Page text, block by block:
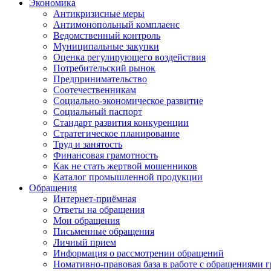
Экономика
Антикризисные меры
Антимонопольный комплаенс
Ведомственный контроль
Муниципальные закупки
Оценка регулирующего воздействия
Потребительский рынок
Предпринимательство
Соотечественникам
Социально-экономическое развитие
Социальный паспорт
Стандарт развития конкуренции
Стратегическое планирование
Труд и занятость
Финансовая грамотность
Как не стать жертвой мошенников
Каталог промышленной продукции
Обращения
Интернет-приёмная
Ответы на обращения
Мои обращения
Письменные обращения
Личный прием
Информация о рассмотрении обращений
Номативно-правовая база в работе с обращениями